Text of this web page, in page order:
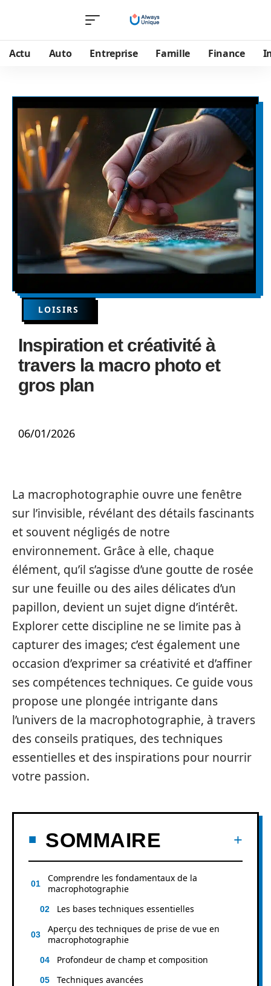
Actu Auto Entreprise Famille Finance
LOISIRS
Inspiration et créativité à
travers la macro photo et
gros plan
06/01/2026
La macrophotographie ouvre une fenêtre
sur l’invisible, révélant des détails fascinants
et souvent négligés de notre
environnement. Grâce à elle, chaque
élément, qu’il s’agisse d’une goutte de rosée
sur une feuille ou des ailes délicates d’un
papillon, devient un sujet digne d’intérêt.
Explorer cette discipline ne se limite pas à
capturer des images; c’est également une
occasion d’exprimer sa créativité et d’affiner
ses compétences techniques. Ce guide vous
propose une plongée intrigante dans
l’univers de la macrophotographie, à travers
des conseils pratiques, des techniques
essentielles et des inspirations pour nourrir
votre passion.
SOMMAIRE
Comprendre les fondamentaux de la
macrophotographie
Les bases techniques essentielles
Aperçu des techniques de prise de vue en
macrophotographie
Profondeur de champ et composition
Techniques avancées